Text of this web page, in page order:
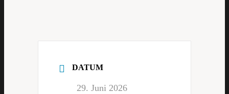
DATUM
29. Juni 2026